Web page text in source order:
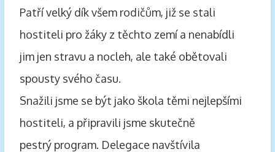
Patří velký dík všem rodičům, již se stali
hostiteli pro žáky z těchto zemí a nenabídli
jim jen stravu a nocleh, ale také obětovali
spousty svého času.
Snažili jsme se být jako škola těmi nejlepšími
hostiteli, a připravili jsme skutečně
pestrý program. Delegace navštívila